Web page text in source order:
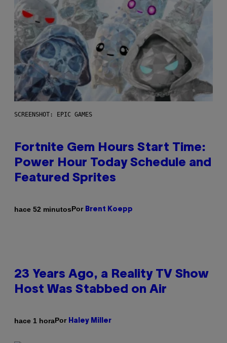
SCREENSHOT: EPIC GAMES
Fortnite Gem Hours Start Time:
Power Hour Today Schedule and
Featured Sprites
hace 52 minutosPor Brent Koepp
23 Years Ago, a Reality TV Show
Host Was Stabbed on Air
hace 1 horaPor Haley Miller